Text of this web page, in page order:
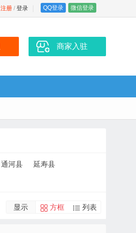
注册 / 登录 QQ登录 微信登录
商家入驻
通河县
延寿县
显示 方框 列表